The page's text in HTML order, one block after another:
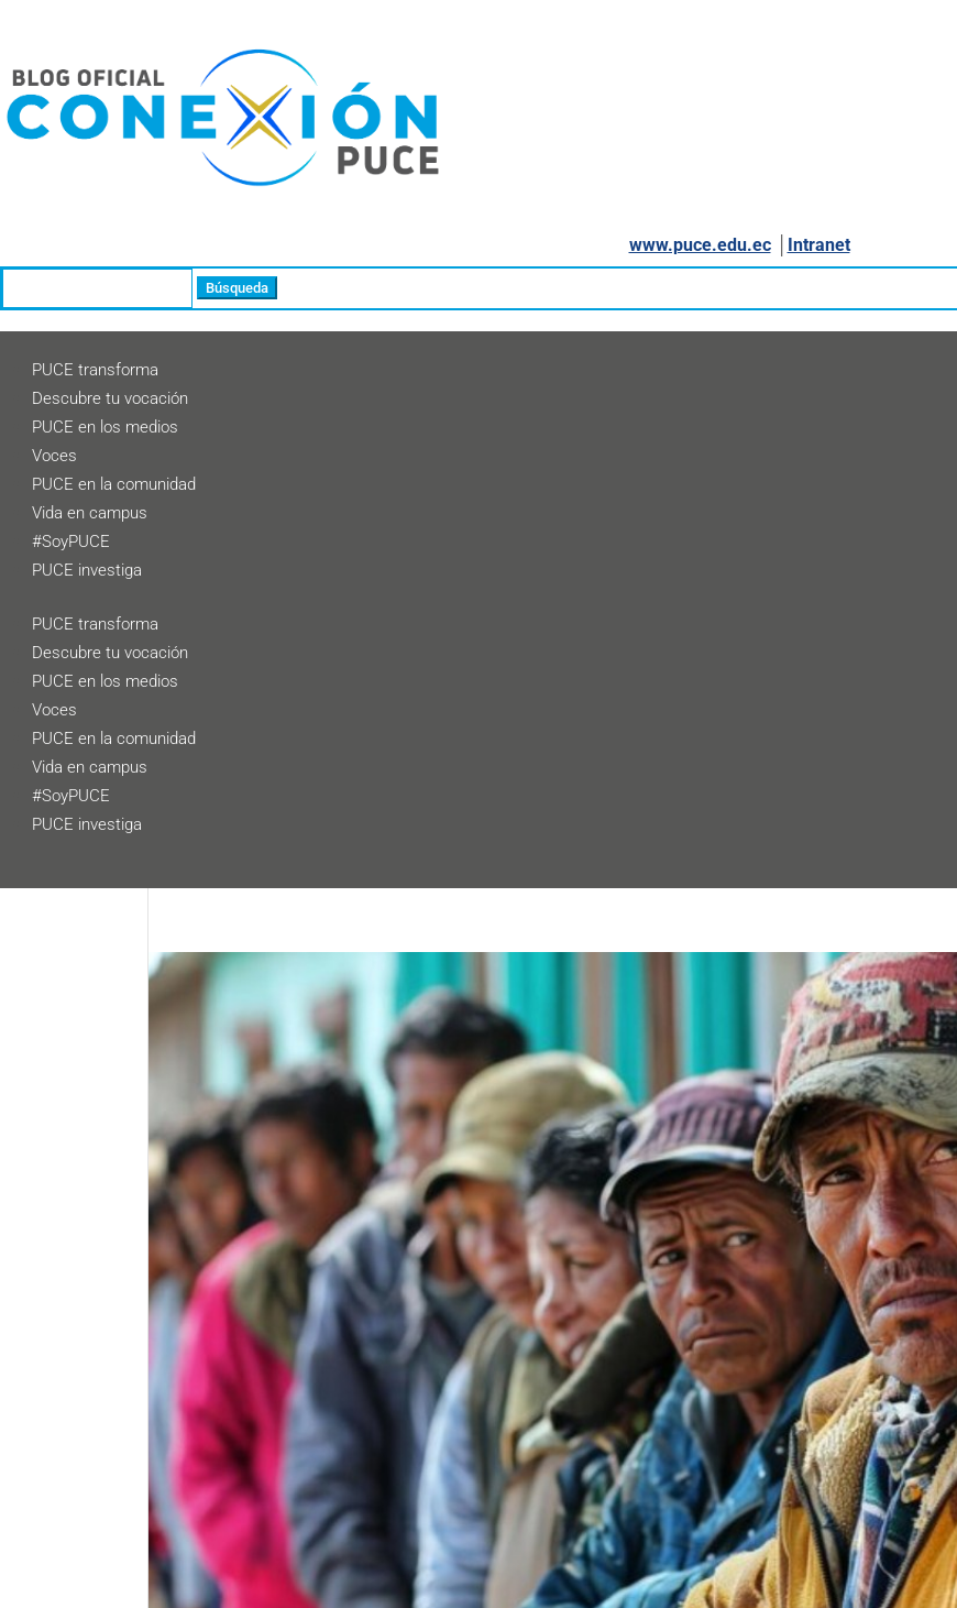
www.puce.edu.ec│ Intranet
PUCE transforma
Descubre tu vocación
PUCE en los medios
Voces
PUCE en la comunidad
Vida en campus
#SoyPUCE
PUCE investiga
PUCE transforma
Descubre tu vocación
PUCE en los medios
Voces
PUCE en la comunidad
Vida en campus
#SoyPUCE
PUCE investiga